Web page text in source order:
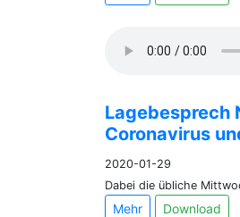
Lagebesprech
Coronavirus
2020-01-29
Dabei die übliche
Mehr Download